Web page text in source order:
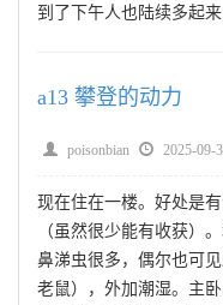
到了下午人也陆续多起
a13 攀登的动力
poisonbian 2025-09-
现在住在一楼。好处是
（虽然很少能有收获）
鼻涕虫很多，偶尔也可
老鼠），外加潮湿。主